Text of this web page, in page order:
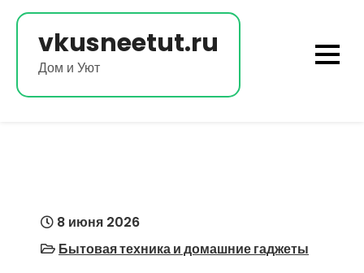
Перейти
содержимому
vkusneetut.ru
Дом и Уют
8 июня 2026
Бытовая техника и домашние гаджеты